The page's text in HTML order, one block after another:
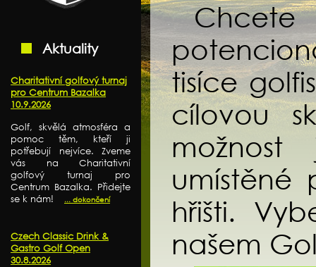
Aktuality
Charitativní golfový turnaj
pro Centrum Bazalka
10.9.2026
Golf, skvělá atmosféra a
pomoc těm, kteří ji
potřebují nejvíce. Zveme
vás na Charitativní
golfový turnaj pro
Centrum Bazalka. Přidejte
se k nám!
... dokončení
Czech Classic Drink &
Gastro Golf Open
30.8.2026
Chcete
tisíce
cílovou
umístěné
hřišti.
našem